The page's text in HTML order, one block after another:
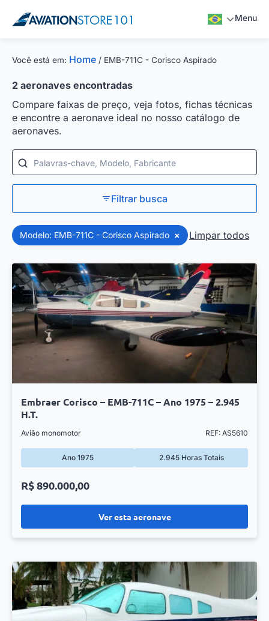
Menu
Você está em: Home / EMB-711C - Corisco Aspirado
2 aeronaves encontradas
Compare faixas de preço, veja fotos, fichas técnicas
e encontre a aeronave ideal no nosso catálogo de
aeronaves.
Palavras-chave, Modelo, Fabricante
Filtrar busca
Modelo: EMB-711C - Corisco Aspirado × Limpar todos
Embraer Corisco – EMB-711C – Ano 1975 – 2.945
H.T.
Avião monomotor REF: AS5610
Ano 1975 2.945 Horas Totais
Ver esta aeronave
R$ 890.000,00